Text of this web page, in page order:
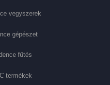
vegyszerek
gépészet
fűtés
termékek